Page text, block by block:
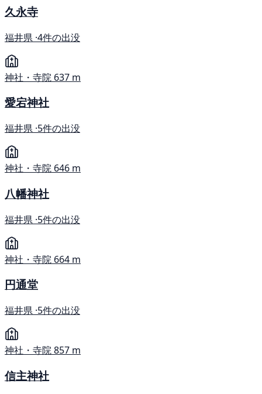
久永寺
福井県 ·4件の出没
神社・寺院 637 m
愛宕神社
福井県 ·5件の出没
神社・寺院 646 m
八幡神社
福井県 ·5件の出没
神社・寺院 664 m
円通堂
福井県 ·5件の出没
神社・寺院857 m
信主神社